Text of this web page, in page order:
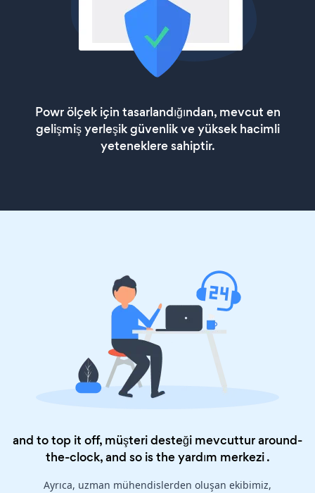
Powr ölçek için tasarlandığından, mevcut en
gelişmiş yerleşik güvenlik ve yüksek hacimli
yeteneklere sahiptir.
and to top it off, müşteri desteği mevcuttur around-
the-clock, and so is theyardım merkezi.
Ayrıca, uzman mühendislerden oluşan ekibimiz,